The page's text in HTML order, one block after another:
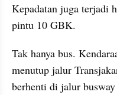
Kepadatan juga terjadi
pintu 10 GBK.
Tak hanya bus.
menutup jalur
berhenti di jalur